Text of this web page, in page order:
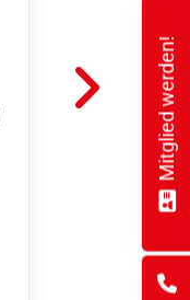
FFC
Hoffmann
Thomas
den
Mitglied werden!